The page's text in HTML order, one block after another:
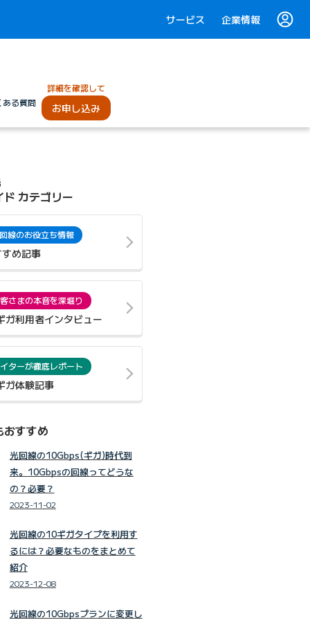
サービス 企業情報
ある質問
詳細を確認して
お申し込み
ド カテゴリー
線のお役立ち情報
め記事
さまの本音を深堀り
ガ利用者インタビュー
ターが徹底レポート
ガ体験記事
すすめ
光回線の10Gbps(ギガ)時代到
来。10Gbpsの回線ってどうな
の？必要？
2023-11-02
光回線の10ギガタイプを利用す
るには？必要なものをまとめて
紹介
2023-12-08
光回線の10Gbpsプランに変更し